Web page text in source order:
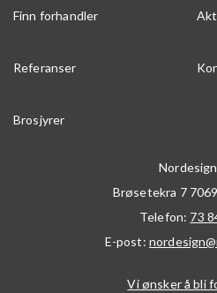
Finn forhandler
Referanser
Brosjyrer
Brøsetekra 7 7069
Telefon: 73
E-post:
Vi ønsker å bli